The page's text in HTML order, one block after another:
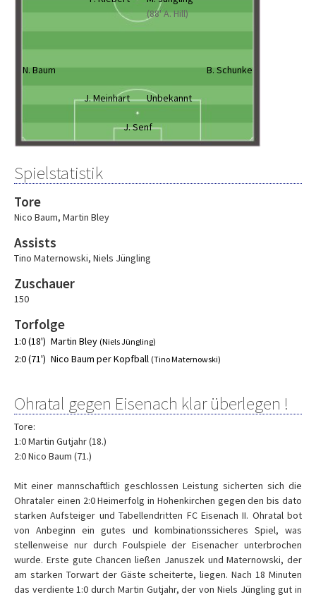
(88' A. Hill)
N. Baum B. Schunke
J. Meinhart Unbekannt
J. Senf
Spielstatistik
Tore
Nico Baum, Martin Bley
Assists
Tino Maternowski, Niels Jüngling
Zuschauer
150
Torfolge
1:0 (18') Martin Bley (Niels Jüngling)
2:0 (71') Nico Baum per Kopfball (Tino Maternowski)
Ohratal gegen Eisenach klar überlegen !
Tore:
1:0 Martin Gutjahr (18.)
2:0 Nico Baum (71.)
Mit einer mannschaftlich geschlossen Leistung sicherten sich die
Ohrataler einen 2:0 Heimerfolg in Hohenkirchen gegen den bis dato
starken Aufsteiger und Tabellendritten FC Eisenach II. Ohratal bot
von Anbeginn ein gutes und kombinationssicheres Spiel, was
stellenweise nur durch Foulspiele der Eisenacher unterbrochen
wurde. Erste gute Chancen ließen Januszek und Maternowski, der
am starken Torwart der Gäste scheiterte, liegen. Nach 18 Minuten
das verdiente 1:0 durch Martin Gutjahr, der von Niels Jüngling gut in